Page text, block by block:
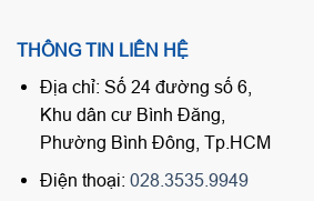
THÔNG TIN LIÊN HỆ
Địa chỉ: Số 24 đường số 6,
Khu dân cư Bình Đăng,
Phường Bình Đông, Tp.HCM
Điện thoại: 028.3535.9949